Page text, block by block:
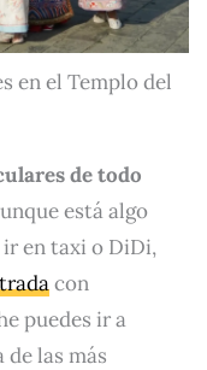
en el Templo del
de todo
está algo
en taxi o DiDi,
con
puedes ir a
las más